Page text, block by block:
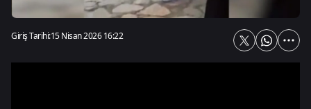
Giriş Tarihi:15 Nisan 2026 16:22